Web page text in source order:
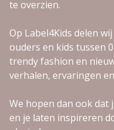
te overzien.
Op Label4Kids delen
ouders en kids tussen
trendy fashion en
verhalen, ervaringen
We hopen dan ook dat
en je laten inspireren